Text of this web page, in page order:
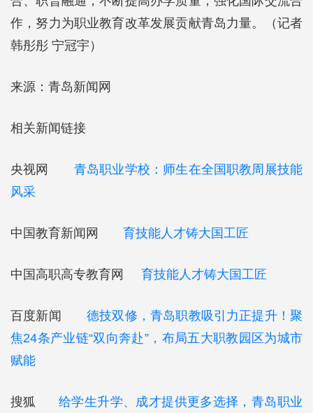
作，努力为职业教育改革发展贡献青岛力量。（记者
韩彤彤 宁冠宇）
来源：青岛新闻网
相关新闻链接
央视网 青岛职业学校：师生在全国职教周展技能
风采
中国教育新闻网 育技能人才铸大国工匠
中国高职高专教育网 育技能人才铸大国工匠
百度新闻德技双修，青岛职教吸引力正提升！聚
焦24条产业链“双向奔赴”，布局五大职教园区为城市
赋能
搜狐给学生升学、成才提供更多选择，青岛职业